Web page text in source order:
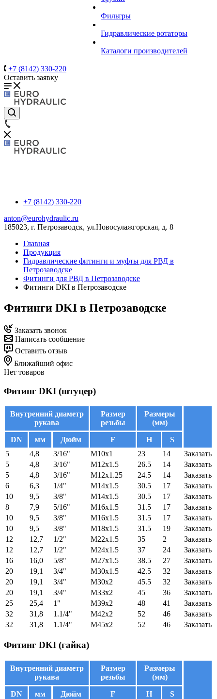
Фильтры
Гидравлические ротаторы
Каталоги производителей
+7 (8142) 330-220
Оставить заявку
+7 (8142) 330-220
anton@eurohydraulic.ru
185023, г. Петрозаводск, ул.Новосулажгорская, д. 8
Главная
Продукция
Гидравлические фитинги и муфты для РВД в
Петрозаводске
Фитинги для РВД в Петрозаводске
Фитинги DKI в Петрозаводске
Фитинги DKI в Петрозаводске
Заказать звонок
Написать сообщение
Оставить отзыв
Ближайший офис
Нет товаров
Фитинг DKI (штуцер)
Внутренний диаметр
рукава
Размер
резьбы
Размеры
(мм)
DN мм Дюйм F H
S
5
4,8 3/16" M10x1 23 14
Заказать
5
4,8 3/16" M12x1.5 26.5 14
Заказать
5
4,8 3/16" M12x1.25 24.5 14
Заказать
6
6,3 1/4" M14x1.5 30.5 17
Заказать
10
9,5 3/8" M14x1.5 30.5 17
Заказать
8
7,9 5/16" M16x1.5 31.5 17
Заказать
10
9,5 3/8" M16x1.5 31.5 17
Заказать
10
9,5 3/8" M18x1.5 31.5 19
Заказать
12
12,7 1/2" M22x1.5 35 2
Заказать
12
12,7 1/2" M24x1.5 37 24
Заказать
16
16,0 5/8" M27x1.5 38.5 27
Заказать
20
19,1 3/4" M30x1.5 42.5 32
Заказать
20
19,1 3/4" M30x2 45.5 32
Заказать
20
19,1 3/4" M33x2 45 36
Заказать
25
25,4 1" M39x2 48 41
Заказать
32
31,8 1.1/4" M42x2 52 46
Заказать
32
31,8 1.1/4" M45x2 52 46 Заказать
Фитинг DKI (гайка)
Внутренний диаметр
рукава
Размер
резьбы
Размеры
(мм)
DN мм Дюйм F H
S